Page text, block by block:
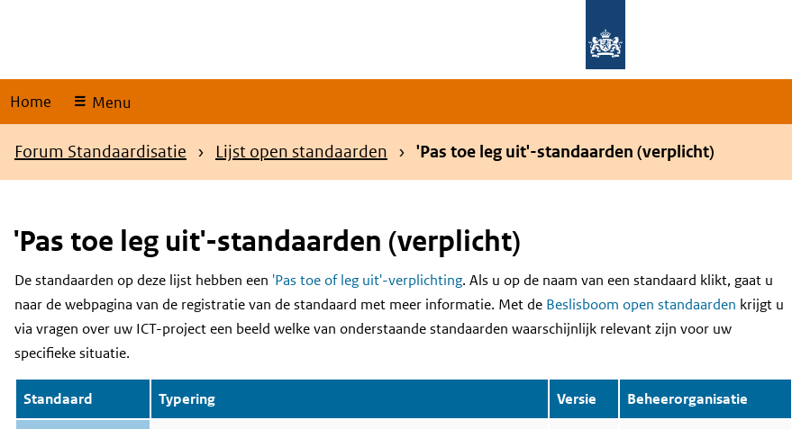
Home Menu
Kruimelpad
Forum Standaardisatie Lijst open standaarden 'Pas toe leg uit'-standaarden (verplicht)
'Pas toe leg uit'-standaarden (verplicht)
Content
De standaarden op deze lijst hebben een 'Pas toe of leg uit'-verplichting. Als u op de naam van een standaard klikt, gaat u
naar de webpagina van de registratie van de standaard met meer informatie. Met de Beslisboom open standaarden krijgt u
via vragen over uw ICT-project een beeld welke van onderstaande standaarden waarschijnlijk relevant zijn voor uw
specifieke situatie.
Standaard Typering Versie Beheerorganisatie